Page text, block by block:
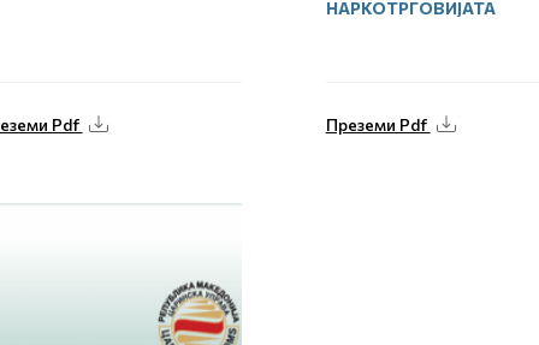
Pdf
НАРКОТРГОВИЈАТА
Преземи Pdf